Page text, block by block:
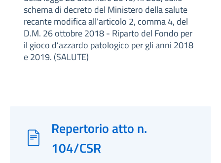
schema di decreto del Ministero della salute
recante modifica all’articolo 2, comma 4, del
D.M. 26 ottobre 2018 - Riparto del Fondo per
il gioco d’azzardo patologico per gli anni 2018
e 2019. (SALUTE)
Repertorio atto n.
104/CSR